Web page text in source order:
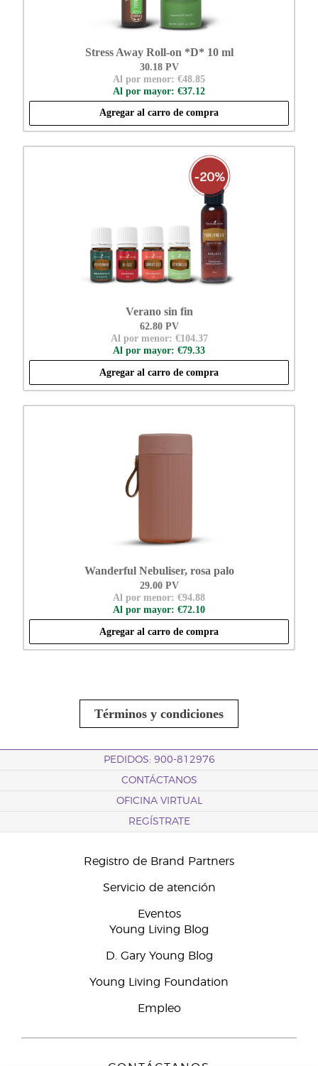
Stress Away Roll-on *D* 10 ml
30.18 PV
Al por menor: €48.85
Al por mayor: €37.12
Agregar al carro de compra
Verano sin fin
62.80 PV
Al por menor: €104.37
Al por mayor: €79.33
Agregar al carro de compra
Wanderful Nebuliser, rosa palo
29.00 PV
Al por menor: €94.88
Al por mayor: €72.10
Agregar al carro de compra
Términos y condiciones
PEDIDOS: 900-812976
CONTÁCTANOS
OFICINA VIRTUAL
REGÍSTRATE
Registro de Brand Partners
Servicio de atención
Eventos
Young Living Blog
D. Gary Young Blog
Young Living Foundation
Empleo